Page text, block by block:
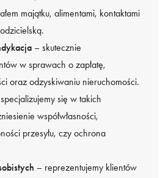
majątku, alimentami, kontaktami
– skutecznie
w sprawach o zapłatę,
oraz odzyskiwaniu nieruchomości.
się w takich
współwłasności,
przesyłu, czy ochrona
– reprezentujemy klientów